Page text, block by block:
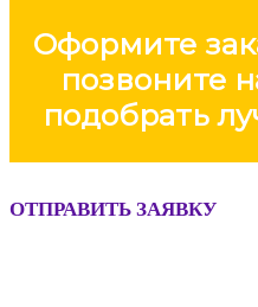
Оформите
позвоните
подобрать
ОТПРАВИТЬ ЗАЯВКУ